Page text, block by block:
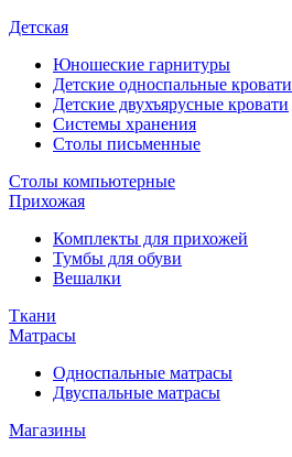
Детская
Юношеские гарнитуры
Детские односпальные кровати
Детские двухъярусные кровати
Системы хранения
Столы письменные
Столы компьютерные
Прихожая
Комплекты для прихожей
Тумбы для обуви
Вешалки
Ткани
Матрасы
Односпальные матрасы
Двуспальные матрасы
Магазины